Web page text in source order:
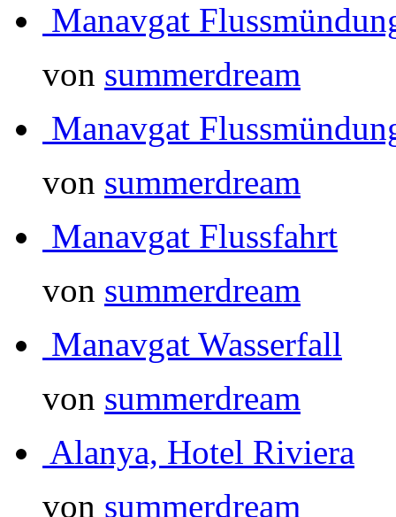
Manavgat
von summerdream
Manavgat
von summerdream
Manavgat Flussfahrt
von summerdream
Manavgat Wasserfall
von summerdream
Alanya, Hotel Riviera
von summerdream